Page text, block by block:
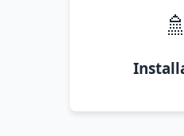
🚿